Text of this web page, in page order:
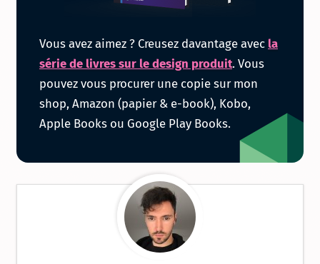
la
série
de
livres
Vous avez aimez ? Creusez davantage avec la
série de livres sur le design produit. Vous
pouvez vous procurer une copie sur mon
shop, Amazon (papier & e-book), Kobo,
Apple Books ou Google Play Books.